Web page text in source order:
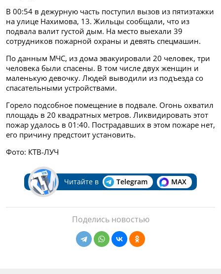
В 00:54 в дежурную часть поступил вызов из пятиэтажки
на улице Нахимова, 13. Жильцы сообщали, что из
подвала валит густой дым. На место выехали 39
сотрудников пожарной охраны и девять спецмашин.
По данным МЧС, из дома эвакуировали 20 человек, три
человека были спасены. В том числе двух женщин и
маленькую девочку. Людей выводили из подъезда со
спасательными устройствами.
Горело подсобное помещение в подвале. Огонь охватил
площадь в 20 квадратных метров. Ликвидировать этот
пожар удалось в 01:40. Пострадавших в этом пожаре нет,
его причину предстоит установить.
Фото: КТВ-ЛУЧ
Читайте в Telegram MAX
Поделись новостью